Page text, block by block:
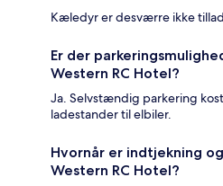
Kæledyr er desværre ikke
Er der
Western RC Hotel?
Ja. Selvstændig parkering
ladestander til elbiler.
Hvornår er indtjekning
Western RC Hotel?